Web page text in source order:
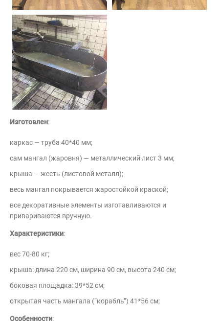
Изготовлен:
каркас — труба 40*40 мм;
сам мангал (жаровня) — металлический лист 3 мм;
крыша — жесть (листовой металл);
весь мангал покрывается жаростойкой краской;
все декоративные элементы изготавливаются и
привариваются вручную.
Характеристики:
вес 70-80 кг;
крыша: длина 220 см, ширина 90 см, высота 240 см;
боковая площадка: 39*52 см;
открытая часть мангала (“корабль”) 41*56 см;
Особенности: